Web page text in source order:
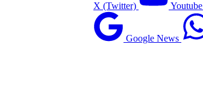
X (Twitter) Youtube
Google News